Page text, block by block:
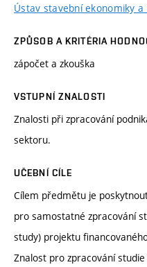
Ústav stavební ekonomiky a
ZPŮSOB A KRITÉRIA
zápočet a zkouška
VSTUPNÍ ZNALOSTI
Znalosti při zpracování
sektoru.
UČEBNÍ CÍLE
Cílem předmětu je
pro samostatné zpracování
study) projektu
Znalost pro zpracování